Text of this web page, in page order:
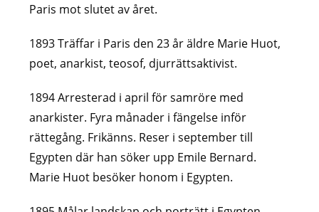
Paris mot slutet av året.
1893 Träffar i Paris den 23 år äldre Marie Huot,
poet, anarkist, teosof, djurrättsaktivist.
1894 Arresterad i april för samröre med
anarkister. Fyra månader i fängelse inför
rättegång. Frikänns. Reser i september till
Egypten där han söker upp Emile Bernard.
Marie Huot besöker honom i Egypten.